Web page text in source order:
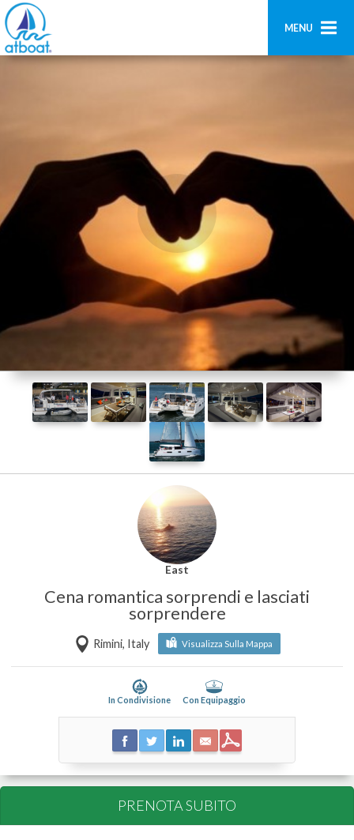
MENU
Aggiungi imbarcazione
Registrati
East
Cena romantica sorprendi e lasciati
sorprendere
Rimini, Italy Visualizza Sulla Mappa
In Condivisione Con Equipaggio
PRENOTA SUBITO